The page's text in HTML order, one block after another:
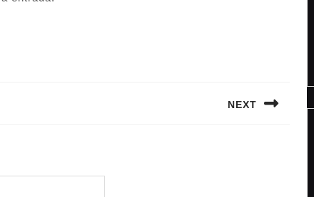
NEXT